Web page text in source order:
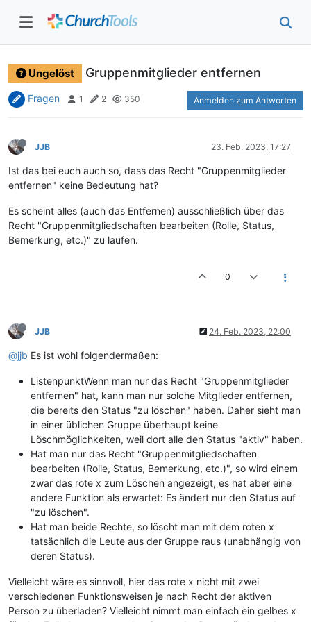
Ungelöst Gruppenmitglieder entfernen
Fragen 1 2 350 Anmelden zum Antworten
JJB 23. Feb. 2023, 17:27
Ist das bei euch auch so, dass das Recht "Gruppenmitglieder
entfernen" keine Bedeutung hat?
Es scheint alles (auch das Entfernen) ausschließlich über das
Recht "Gruppenmitgliedschaften bearbeiten (Rolle, Status,
Bemerkung, etc.)" zu laufen.
0
JJB 24. Feb. 2023, 22:00
@jjb Es ist wohl folgendermaßen:
ListenpunktWenn man nur das Recht "Gruppenmitglieder
entfernen" hat, kann man nur solche Mitglieder entfernen,
die bereits den Status "zu löschen" haben. Daher sieht man
in einer üblichen Gruppe überhaupt keine
Löschmöglichkeiten, weil dort alle den Status "aktiv" haben.
Hat man nur das Recht "Gruppenmitgliedschaften
bearbeiten (Rolle, Status, Bemerkung, etc.)", so wird einem
zwar das rote x zum Löschen angezeigt, es hat aber eine
andere Funktion als erwartet: Es ändert nur den Status auf
"zu löschen".
Hat man beide Rechte, so löscht man mit dem roten x
tatsächlich die Leute aus der Gruppe raus (unabhängig von
deren Status).
Vielleicht wäre es sinnvoll, hier das rote x nicht mit zwei
verschiedenen Funktionsweisen je nach Recht der aktiven
Person zu überladen? Vielleicht nimmt man einfach ein gelbes x